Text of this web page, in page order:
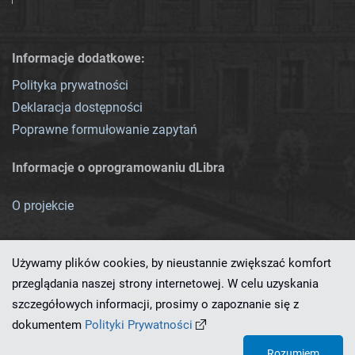
Informacje dodatkowe:
Polityka prywatności
Deklaracja dostępności
Poprawne formułowanie zapytań
Informacje o oprogramowaniu dLibra
O projekcie
Ten serwis działa dzięki oprogramowaniu
Używamy plików cookies, by nieustannie zwiększać komfort
przeglądania naszej strony internetowej. W celu uzyskania
szczegółowych informacji, prosimy o zapoznanie się z
dokumentem Polityki Prywatności